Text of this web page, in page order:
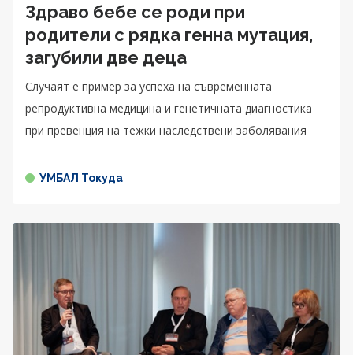
Здраво бебе се роди при
родители с рядка генна мутация,
загубили две деца
Случаят е пример за успеха на съвременната
репродуктивна медицина и генетичната диагностика
при превенция на тежки наследствени заболявания
УМБАЛ Токуда